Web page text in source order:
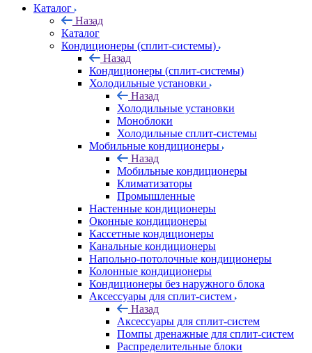
Каталог
Назад
Каталог
Кондиционеры (сплит-системы)
Назад
Кондиционеры (сплит-системы)
Холодильные установки
Назад
Холодильные установки
Моноблоки
Холодильные сплит-системы
Мобильные кондиционеры
Назад
Мобильные кондиционеры
Климатизаторы
Промышленные
Настенные кондиционеры
Оконные кондиционеры
Кассетные кондиционеры
Канальные кондиционеры
Напольно-потолочные кондиционеры
Колонные кондиционеры
Кондиционеры без наружного блока
Аксессуары для сплит-систем
Назад
Аксессуары для сплит-систем
Помпы дренажные для сплит-систем
Распределительные блоки